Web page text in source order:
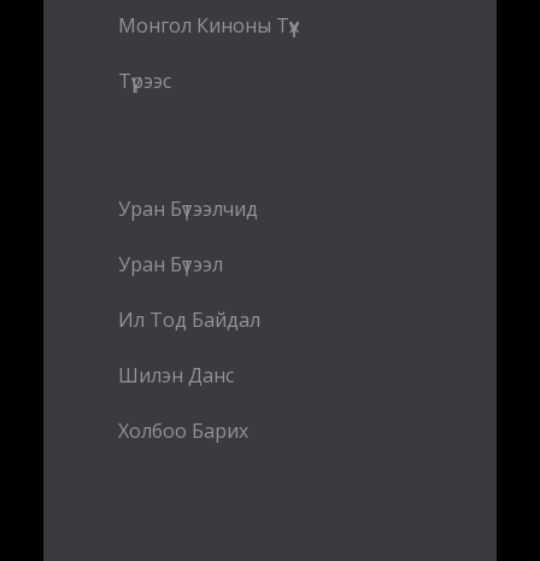
Монгол Киноны Түүх
Түрээс
Уран Бүтээлчид
Уран Бүтээл
Ил Тод Байдал
Шилэн Данс
Холбоо Барих